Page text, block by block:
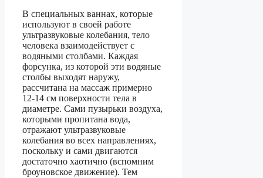
В специальных ваннах, которые
используют в своей работе
ультразвуковые колебания, тело
человека взаимодействует с
водяными столбами. Каждая
форсунка, из которой эти водяные
столбы выходят наружу,
рассчитана на массаж примерно
12-14 см поверхности тела в
диаметре. Сами пузырьки воздуха,
которыми пропитана вода,
отражают ультразвуковые
колебания во всех направлениях,
поскольку и сами двигаются
достаточно хаотично (вспомним
броуновское движение). Тем